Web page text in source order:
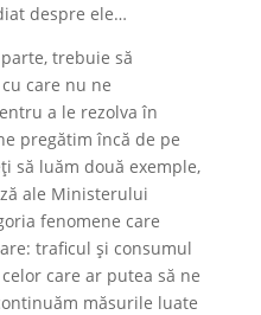
despre ele…
trebuie să
care nu ne
a le rezolva în
pregătim încă de pe
să luăm două exemple,
ale Ministerului
fenomene care
traficul și consumul
care ar putea să ne
măsurile luate